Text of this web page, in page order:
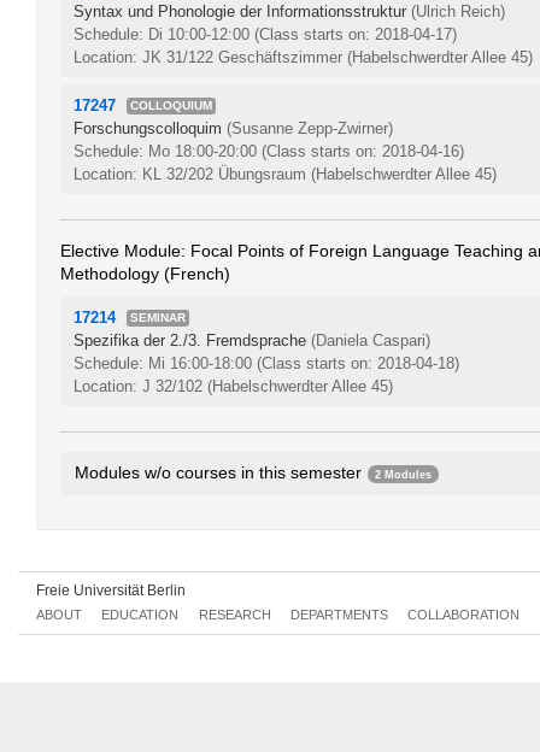
Syntax und Phonologie der Informationsstruktur (Ulrich Reich)
Schedule: Di 10:00-12:00 (Class starts on: 2018-04-17)
Location: JK 31/122 Geschäftszimmer (Habelschwerdter Allee 45)
17247 COLLOQUIUM
Forschungscolloquim (Susanne Zepp-Zwirner)
Schedule: Mo 18:00-20:00 (Class starts on: 2018-04-16)
Location: KL 32/202 Übungsraum (Habelschwerdter Allee 45)
Elective Module: Focal Points of Foreign Language Teaching
Methodology (French)
17214 SEMINAR
Spezifika der 2./3. Fremdsprache (Daniela Caspari)
Schedule: Mi 16:00-18:00 (Class starts on: 2018-04-18)
Location: J 32/102 (Habelschwerdter Allee 45)
Modules w/o courses in this semester 2 Modules
Freie Universität Berlin
ABOUT EDUCATION RESEARCH DEPARTMENTS COLLABORATION